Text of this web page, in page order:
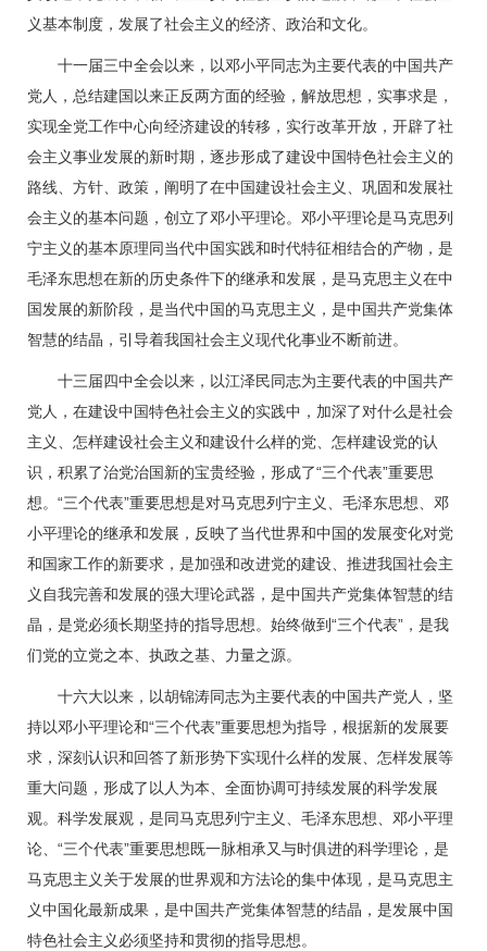
义基本制度，发展了社会主义的经济、政治和文化。
十一届三中全会以来，以邓小平同志为主要代表的中国共产
党人，总结建国以来正反两方面的经验，解放思想，实事求是，
实现全党工作中心向经济建设的转移，实行改革开放，开辟了社
会主义事业发展的新时期，逐步形成了建设中国特色社会主义的
路线、方针、政策，阐明了在中国建设社会主义、巩固和发展社
会主义的基本问题，创立了邓小平理论。邓小平理论是马克思列
宁主义的基本原理同当代中国实践和时代特征相结合的产物，是
毛泽东思想在新的历史条件下的继承和发展，是马克思主义在中
国发展的新阶段，是当代中国的马克思主义，是中国共产党集体
智慧的结晶，引导着我国社会主义现代化事业不断前进。
十三届四中全会以来，以江泽民同志为主要代表的中国共产
党人，在建设中国特色社会主义的实践中，加深了对什么是社会
主义、怎样建设社会主义和建设什么样的党、怎样建设党的认
识，积累了治党治国新的宝贵经验，形成了“三个代表”重要思
想。“三个代表”重要思想是对马克思列宁主义、毛泽东思想、邓
小平理论的继承和发展，反映了当代世界和中国的发展变化对党
和国家工作的新要求，是加强和改进党的建设、推进我国社会主
义自我完善和发展的强大理论武器，是中国共产党集体智慧的结
晶，是党必须长期坚持的指导思想。始终做到“三个代表”，是我
们党的立党之本、执政之基、力量之源。
十六大以来，以胡锦涛同志为主要代表的中国共产党人，坚
持以邓小平理论和“三个代表”重要思想为指导，根据新的发展要
求，深刻认识和回答了新形势下实现什么样的发展、怎样发展等
重大问题，形成了以人为本、全面协调可持续发展的科学发展
观。科学发展观，是同马克思列宁主义、毛泽东思想、邓小平理
论、“三个代表”重要思想既一脉相承又与时俱进的科学理论，是
马克思主义关于发展的世界观和方法论的集中体现，是马克思主
义中国化最新成果，是中国共产党集体智慧的结晶，是发展中国
特色社会主义必须坚持和贯彻的指导思想。